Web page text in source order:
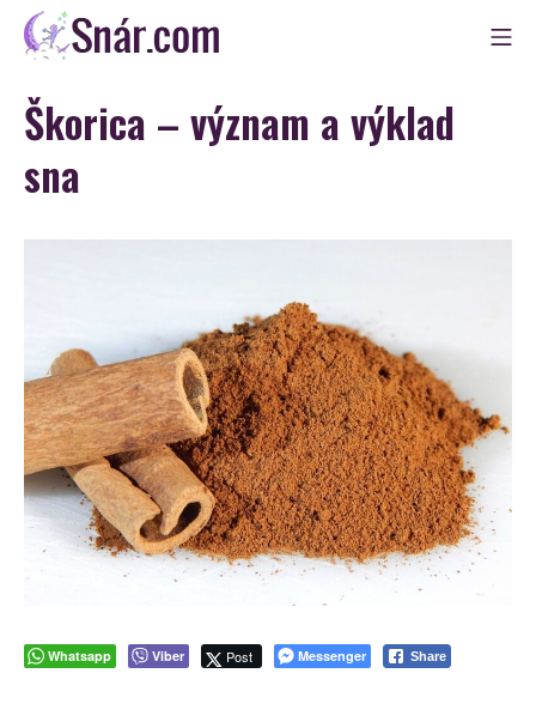
Skip
Snár
Škorica – význam a výklad
sna
Whatsapp Viber Post Messenger Share